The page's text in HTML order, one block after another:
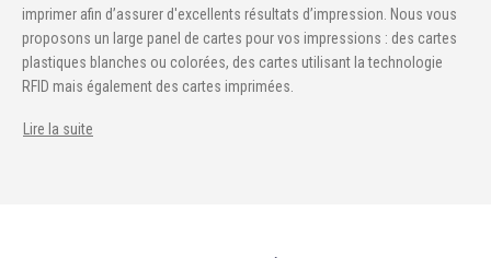
ÉCORESPONSABLE 
PRODUITS PERSONNALISÉS
DÉSTOCKAGE
imprimer afin d’assurer d'excellents résultats d’impression. Nous vous
proposons un large panel de cartes pour vos impressions : des cartes
plastiques blanches ou colorées, des cartes utilisant la technologie
RFID mais également des cartes imprimées.
Lire la suite